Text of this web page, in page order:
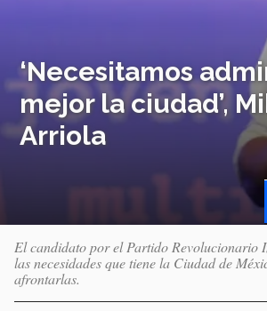
‘Necesitamos
mejor la ciudad’,
Arriola
El candidato por el Partido Revolucionario
las necesidades que tiene la Ciudad de
afrontarlas.